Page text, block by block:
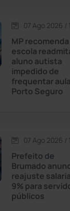
07 Ago 2026 /
MP
escola
aluno autista
impedido de
frequentar
Porto Seguro
07 Ago 2026 /
Prefeito de
Brumado
reajuste
9% para
públicos